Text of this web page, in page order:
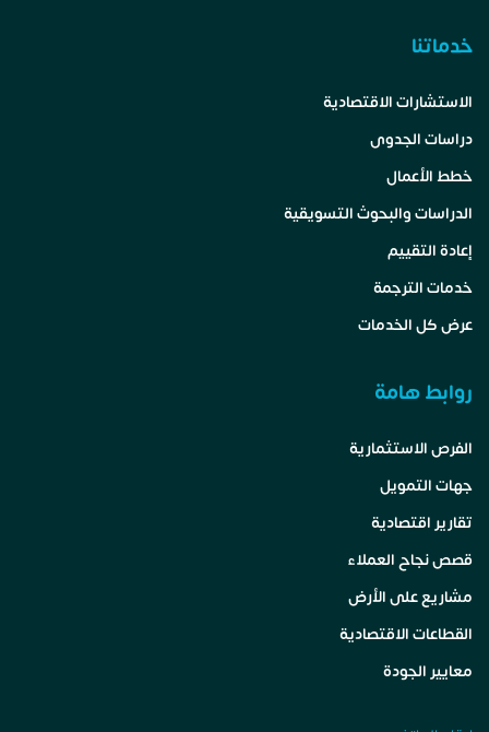
خدماتنا
الاستشارات الاقتصادية
دراسات الجدوى
خطط الأعمال
الدراسات والبحوث التسويقية
إعادة التقييم
خدمات الترجمة
عرض كل الخدمات
روابط هامة
الفرص الاستثمارية
جهات التمويل
تقارير اقتصادية
قصص نجاح العملاء
مشاريع على الأرض
القطاعات الاقتصادية
معايير الجودة